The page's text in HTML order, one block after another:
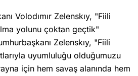
Volodımır Zelenskıy, "Fiili
yolunu çoktan geçtik"
Zelenskıy, "Fiili
uyumluluğu olduğumuzu
için hem savaş alanında hem